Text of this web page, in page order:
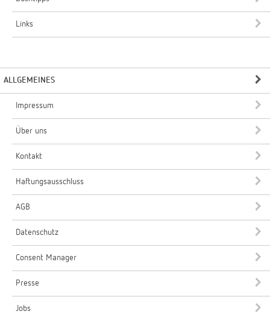
Links
ALLGEMEINES
Impressum
Über uns
Kontakt
Haftungsausschluss
AGB
Datenschutz
Consent Manager
Presse
Jobs